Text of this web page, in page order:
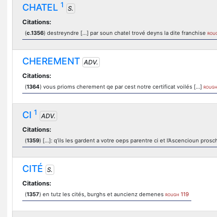
CHATEL 1
S.
Citations:
(c.1356) destreyndre […] par soun chatel trové deyns la dite franchise
CHEREMENT ADV.
Citations:
(1364) vous prioms cherement qe par cest notre certificat voilés […] ROUGH
CI 1
ADV.
Citations:
(1359) […]: q’ils les gardent a votre oeps parentre ci et l’Ascencioun
CITÉ S.
Citations:
(1357) en tutz les cités, burghs et auncienz demenes ROUGH 119